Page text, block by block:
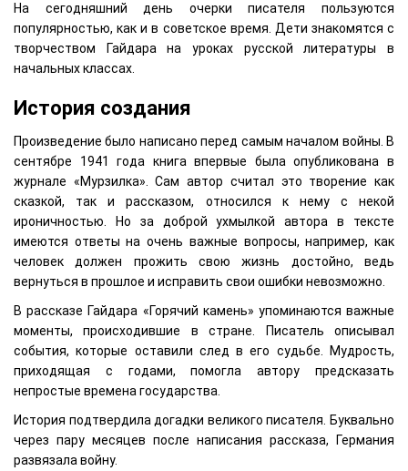
На сегодняшний день очерки писателя пользуются
популярностью, как и в советское время. Дети знакомятся с
творчеством Гайдара на уроках русской литературы в
начальных классах.
История создания
Произведение было написано перед самым началом войны. В
сентябре 1941 года книга впервые была опубликована в
журнале «Мурзилка». Сам автор считал это творение как
сказкой, так и рассказом, относился к нему с некой
ироничностью. Но за доброй ухмылкой автора в тексте
имеются ответы на очень важные вопросы, например, как
человек должен прожить свою жизнь достойно, ведь
вернуться в прошлое и исправить свои ошибки невозможно.
В рассказе Гайдара «Горячий камень» упоминаются важные
моменты, происходившие в стране. Писатель описывал
события, которые оставили след в его судьбе. Мудрость,
приходящая с годами, помогла автору предсказать
непростые времена государства.
История подтвердила догадки великого писателя. Буквально
через пару месяцев после написания рассказа, Германия
развязала войну.